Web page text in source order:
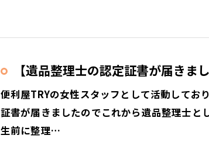
【遺品整理士の認定証書が届きまし
便利屋TRYの女性スタッフとして活動してお
証書が届きましたのでこれから遺品整理士と
生前に整理…